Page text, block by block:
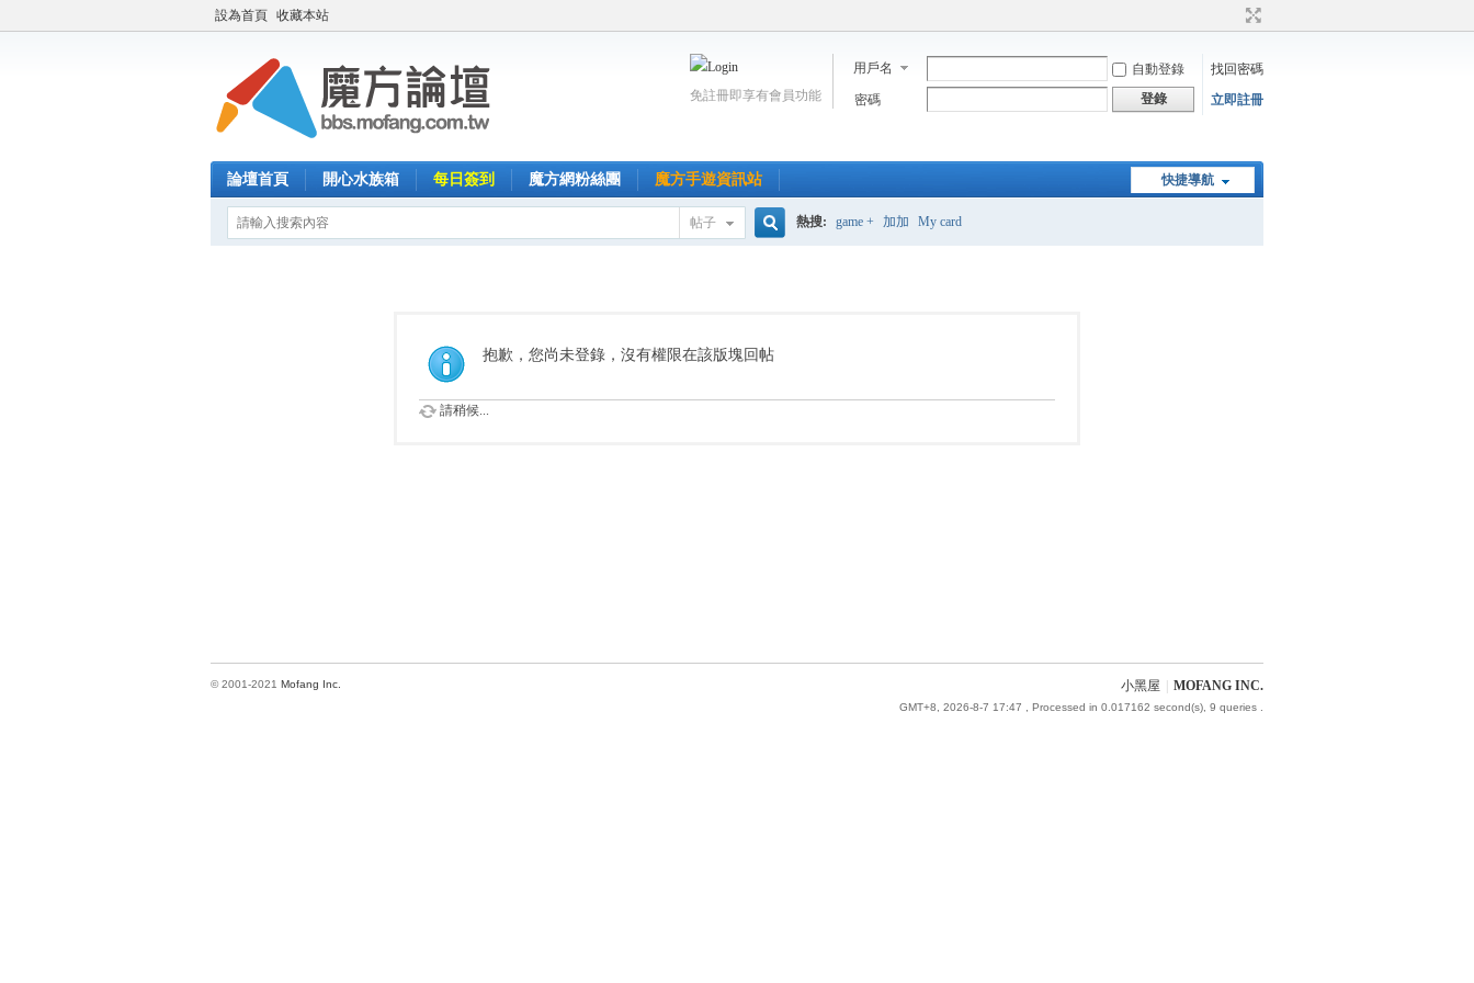
設為首頁 收藏本站
用戶名 自動登錄
找回密碼
密碼
登錄 立即註冊
免註冊即享有會員功能
快捷導航
論壇首頁 開心水族箱 每日簽到 魔方網粉絲團 魔方手遊資訊站
帖子
索
熱搜: game + 加加 My card
抱歉，您尚未登錄，沒有權限在該版塊回帖
請稍候...
小黑屋 MOFANG INC.
GMT+8, 2026-8-7 17:47 , Processed in 0.017162 second(s), 9 queries .
© 2001-2021 Mofang Inc.